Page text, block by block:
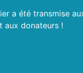
a été transmise
aux donateurs !